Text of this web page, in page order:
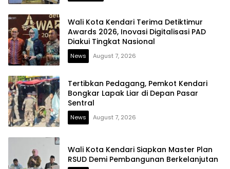
Wali Kota Kendari Terima Detiktimur
Awards 2026, Inovasi Digitalisasi PAD
Diakui Tingkat Nasional
News August 7, 2026
Tertibkan Pedagang, Pemkot Kendari
Bongkar Lapak Liar di Depan Pasar
Sentral
News August 7, 2026
Wali Kota Kendari Siapkan Master Plan
RSUD Demi Pembangunan Berkelanjutan